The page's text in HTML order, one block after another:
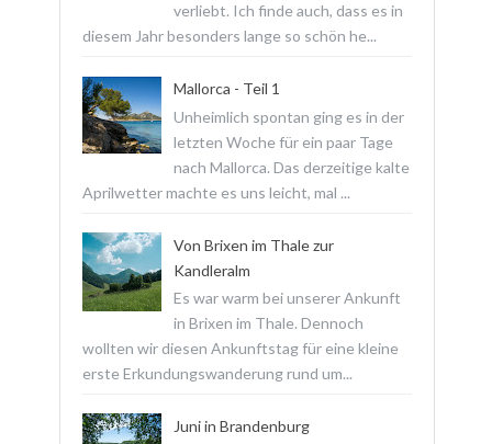
verliebt. Ich finde auch, dass es in
diesem Jahr besonders lange so schön he...
Mallorca - Teil 1
Unheimlich spontan ging es in der
letzten Woche für ein paar Tage
nach Mallorca. Das derzeitige kalte
Aprilwetter machte es uns leicht, mal ...
Von Brixen im Thale zur
Kandleralm
Es war warm bei unserer Ankunft
in Brixen im Thale. Dennoch
wollten wir diesen Ankunftstag für eine kleine
erste Erkundungswanderung rund um...
Juni in Brandenburg